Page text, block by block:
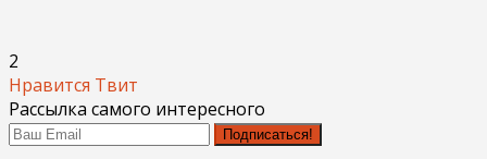
2
Нравится Твит
Рассылка самого интересного
Подписаться!